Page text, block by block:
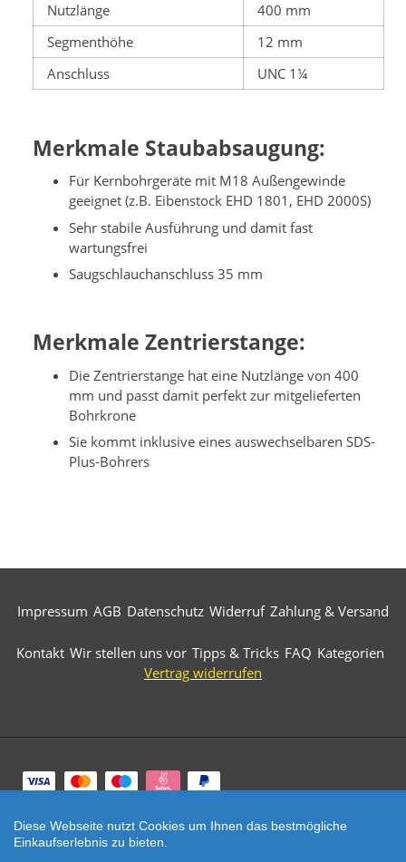
Nutzlänge
400 mm
Segmenthöhe
12 mm
Anschluss
UNC 1¼
Merkmale Staubabsaugung:
Für Kernbohrgeräte mit M18 Außengewinde
geeignet (z.B. Eibenstock EHD 1801, EHD 2000S)
Sehr stabile Ausführung und damit fast
wartungsfrei
Saugschlauchanschluss 35 mm
Merkmale Zentrierstange:
Die Zentrierstange hat eine Nutzlänge von 400
mm und passt damit perfekt zur mitgelieferten
Bohrkrone
Sie kommt inklusive eines auswechselbaren SDS-
Plus-Bohrers
Impressum AGB Datenschutz Widerruf Zahlung & Versand
Kontakt Wir stellen uns vor Tipps & Tricks FAQ Kategorien
Vertrag widerrufen
Zahlungsarten
© 2026 Märkische Diamantwerkzeuge. All Rights
Reserved.
Diese Webseite nutzt Cookies um Ihnen das bestmögliche
Einkaufserlebnis zu bieten.